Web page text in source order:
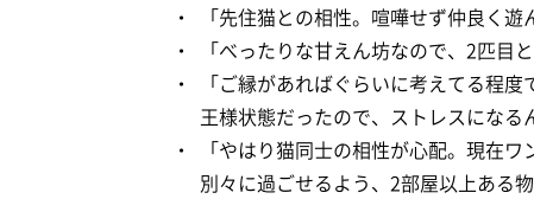
「先住猫との相性。喧嘩せず仲良く遊
「べったりな甘えん坊なので、2匹目
「ご縁があればぐらいに考えてる程
王様状態だったので、ストレスになる
「やはり猫同士の相性が心配。現在
別々に過ごせるよう、2部屋以上ある